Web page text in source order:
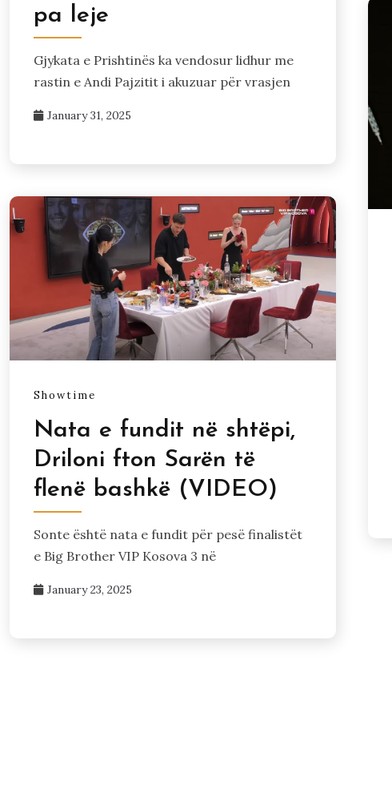
pa leje
Gjykata e Prishtinës ka vendosur lidhur me
rastin e Andi Pajzitit i akuzuar për vrasjen
January 31, 2025
Showtime
Nata e fundit në shtëpi,
Driloni fton Sarën të
flenë bashkë (VIDEO)
Sonte është nata e fundit për pesë finalistët
e Big Brother VIP Kosova 3 në
January 23, 2025